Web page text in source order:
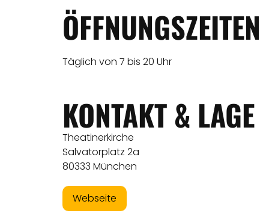
ÖFFNUNGSZEITEN
Täglich von 7 bis 20 Uhr
KONTAKT & LAGE
Theatinerkirche
Salvatorplatz 2a
80333 München
Webseite